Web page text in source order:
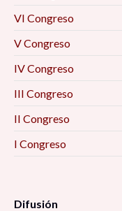
VI Congreso
V Congreso
IV Congreso
III Congreso
II Congreso
I Congreso
Difusión